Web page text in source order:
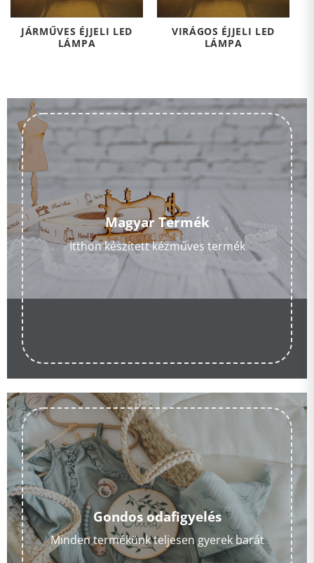
JÁRMŰVES ÉJJELI LED
LÁMPA
VIRÁGOS ÉJJELI LED
LÁMPA
Magyar Termék
Itthon készített kézműves termék
Gondos odafigyelés
Minden termékünk teljesen gyerek barát